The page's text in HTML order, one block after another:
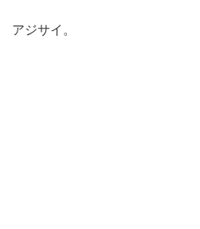
アジサイ。